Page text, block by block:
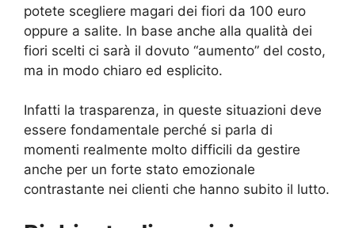
potete scegliere magari dei fiori da 100 euro
oppure a salite. In base anche alla qualità dei
fiori scelti ci sarà il dovuto “aumento” del costo,
ma in modo chiaro ed esplicito.
Infatti la trasparenza, in queste situazioni deve
essere fondamentale perché si parla di
momenti realmente molto difficili da gestire
anche per un forte stato emozionale
contrastante nei clienti che hanno subito il lutto.